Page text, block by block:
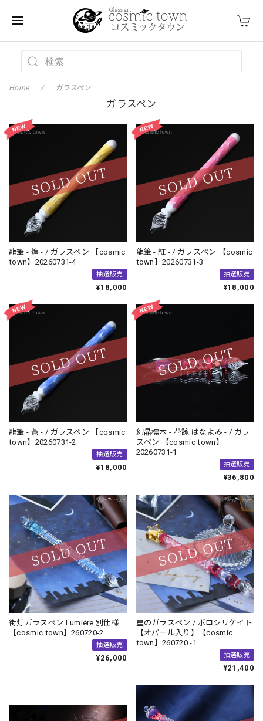
Home ガラスペン
ガラスペン
龍筆 - 煌 - / ガラスペン 【cosmic
town】20260731-4
抽選販売
¥18,000
龍筆 - 紅 - / ガラスペン 【cosmic
town】20260731-3
抽選販売
¥18,000
龍筆 - 蒼 - / ガラスペン 【cosmic
town】20260731-2
抽選販売
¥18,000
幻晶標本 - 花詠 はなよみ - / ガラ
スペン 【cosmic town】
20260731-1
抽選販売
¥36,800
街灯ガラスペン Lumière 別仕様
【cosmic town】260720-2
抽選販売
¥26,000
星のガラスペン / ボロシリケイト
【オパール入り】【cosmic
town】260720 -1
抽選販売
¥21,400